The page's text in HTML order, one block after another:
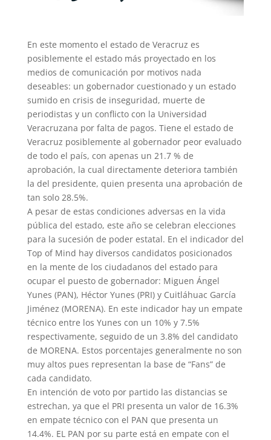
En este momento el estado de Veracruz es
posiblemente el estado más proyectado en los
medios de comunicación por motivos nada
deseables: un gobernador cuestionado y un estado
sumido en crisis de inseguridad, muerte de
periodistas y un conflicto con la Universidad
Veracruzana por falta de pagos. Tiene el estado de
Veracruz posiblemente al gobernador peor evaluado
de todo el país, con apenas un 21.7 % de
aprobación, la cual directamente deteriora también
la del presidente, quien presenta una aprobación de
tan solo 28.5%.
A pesar de estas condiciones adversas en la vida
pública del estado, este año se celebran elecciones
para la sucesión de poder estatal. En el indicador del
Top of Mind hay diversos candidatos posicionados
en la mente de los ciudadanos del estado para
ocupar el puesto de gobernador: Miguen Ángel
Yunes (PAN), Héctor Yunes (PRI) y Cuitláhuac García
Jiménez (MORENA). En este indicador hay un empate
técnico entre los Yunes con un 10% y 7.5%
respectivamente, seguido de un 3.8% del candidato
de MORENA. Estos porcentajes generalmente no son
muy altos pues representan la base de “Fans” de
cada candidato.
En intención de voto por partido las distancias se
estrechan, ya que el PRI presenta un valor de 16.3%
en empate técnico con el PAN que presenta un
14.4%. EL PAN por su parte está en empate con el